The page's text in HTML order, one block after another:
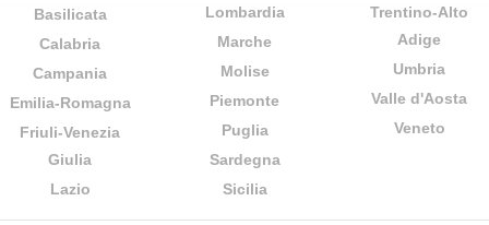
Basilicata
Calabria
Campania
Emilia-Romagna
Friuli-Venezia
Giulia
Lazio
Lombardia
Marche
Molise
Piemonte
Puglia
Sardegna
Sicilia
Trentino-Alto
Adige
Umbria
Valle d'Aosta
Veneto